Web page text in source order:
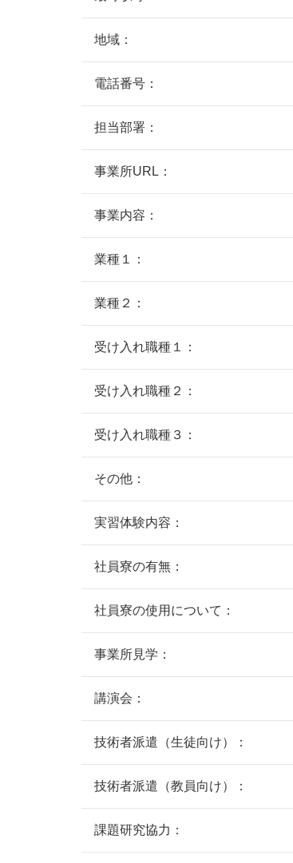
地域：
電話番号：
担当部署：
事業所URL：
事業内容：
業種１：
業種２：
受け入れ職種１：
受け入れ職種２：
受け入れ職種３：
その他：
実習体験内容：
社員寮の有無：
社員寮の使用について：
事業所見学：
講演会：
技術者派遣（生徒向け）：
技術者派遣（教員向け）：
課題研究協力：